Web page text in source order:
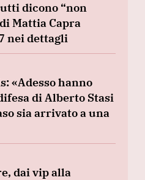
dicono “non
Mattia Capra
nei dettagli
«Adesso hanno
di Alberto Stasi
sia arrivato a una
dai vip alla